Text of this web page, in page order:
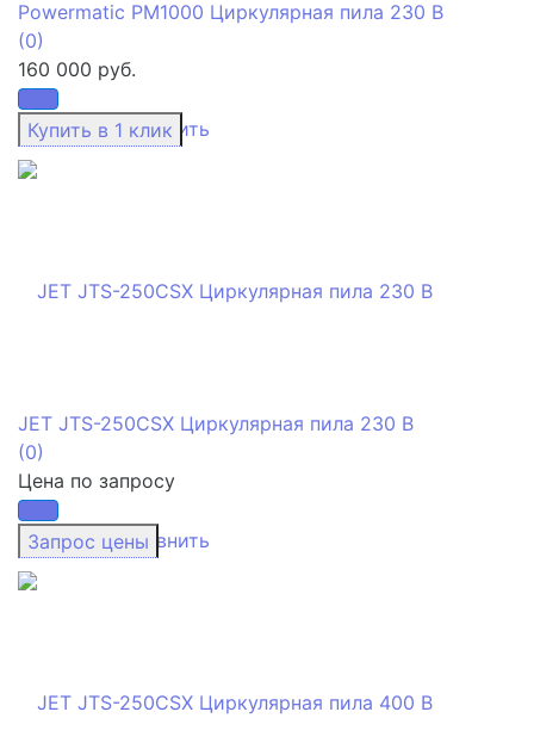
избранное сравнить
Powermatic PM1000 Циркулярная пила 230 В
(0)
160 000 руб.
избранное сравнить
JET JTS-250CSX Циркулярная пила 230 В
(0)
Цена по запросу